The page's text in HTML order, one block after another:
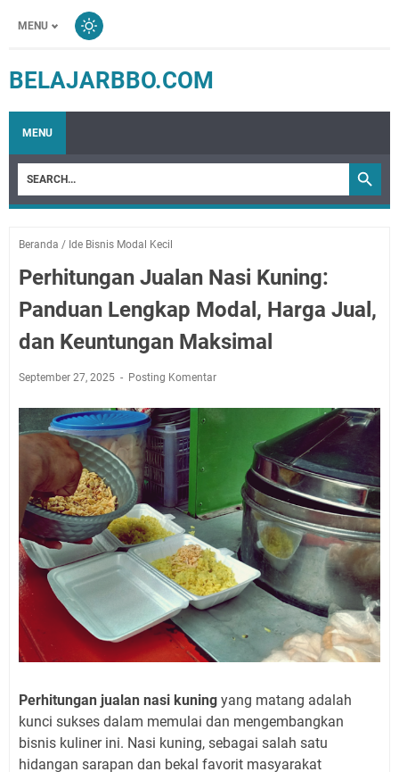
MENU
BELAJARBBO.COM
MENU
Beranda / Ide Bisnis Modal Kecil
Perhitungan Jualan Nasi Kuning:
Panduan Lengkap Modal, Harga Jual,
dan Keuntungan Maksimal
September 27, 2025 Posting Komentar
Perhitungan jualan nasi kuning yang matang adalah
kunci sukses dalam memulai dan mengembangkan
bisnis kuliner ini. Nasi kuning, sebagai salah satu
hidangan sarapan dan bekal favorit masyarakat